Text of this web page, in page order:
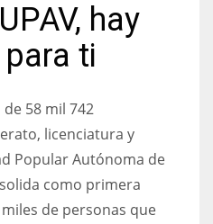
hay
ti
58 mil 742
licenciatura y
Popular Autónoma de
como primera
de personas que